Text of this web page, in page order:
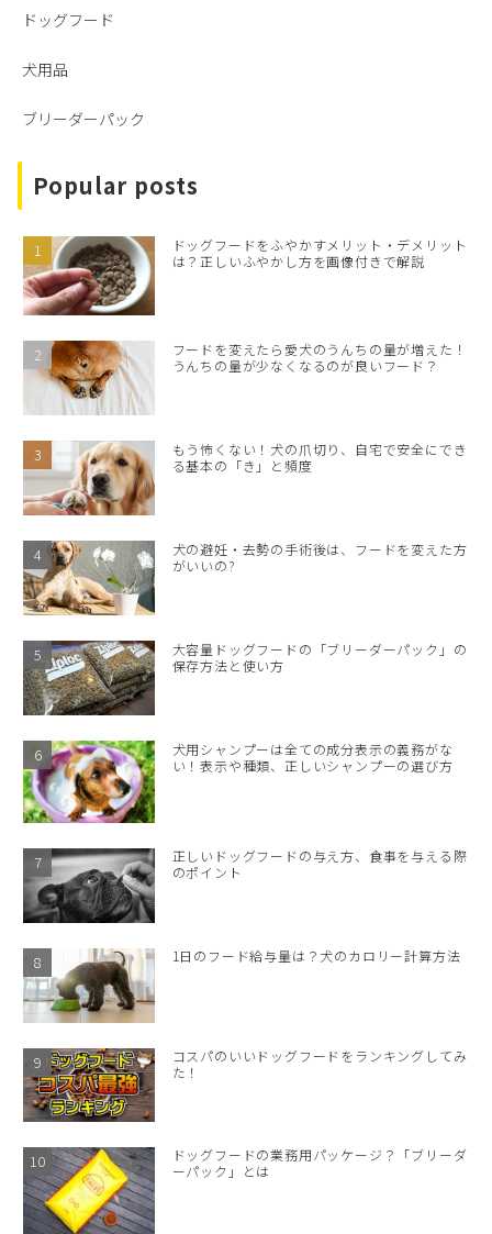
ドッグフード
犬用品
ブリーダーパック
Popular posts
ドッグフードをふやかすメリット・デメリット
は？正しいふやかし方を画像付きで解説
フードを変えたら愛犬のうんちの量が増えた！
うんちの量が少なくなるのが良いフード？
もう怖くない！犬の爪切り、自宅で安全にでき
る基本の「き」と頻度
犬の避妊・去勢の手術後は、フードを変えた方
がいいの?
大容量ドッグフードの「ブリーダーパック」の
保存方法と使い方
犬用シャンプーは全ての成分表示の義務がな
い！表示や種類、正しいシャンプーの選び方
正しいドッグフードの与え方、食事を与える際
のポイント
1日のフード給与量は？犬のカロリー計算方法
コスパのいいドッグフードをランキングしてみ
た！
ドッグフードの業務用パッケージ？「ブリーダ
ーパック」とは